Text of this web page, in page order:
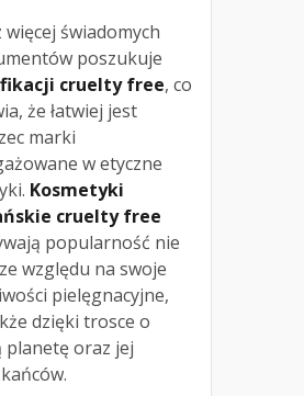
więcej świadomych
poszukuje
cruelty free, co
że łatwiej jest
marki
w etyczne
Kosmetyki
cruelty free
popularność nie
względu na swoje
pielęgnacyjne,
dzięki trosce o
planetę oraz jej